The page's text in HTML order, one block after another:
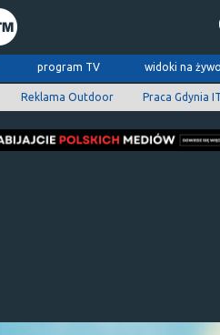
program TV widoki na
Reklama Outdoor Praca Gdynia